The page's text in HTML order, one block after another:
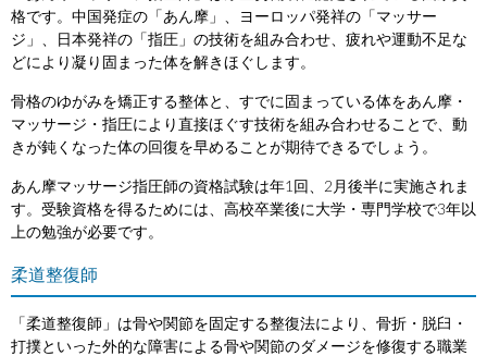
格です。中国発症の「あん摩」、ヨーロッパ発祥の「マッサー
ジ」、日本発祥の「指圧」の技術を組み合わせ、疲れや運動不足な
どにより凝り固まった体を解きほぐします。
骨格のゆがみを矯正する整体と、すでに固まっている体をあん摩・
マッサージ・指圧により直接ほぐす技術を組み合わせることで、動
きが鈍くなった体の回復を早めることが期待できるでしょう。
あん摩マッサージ指圧師の資格試験は年1回、2月後半に実施されま
す。受験資格を得るためには、高校卒業後に大学・専門学校で3年以
上の勉強が必要です。
柔道整復師
「柔道整復師」は骨や関節を固定する整復法により、骨折・脱臼・
打撲といった外的な障害による骨や関節のダメージを修復する職業